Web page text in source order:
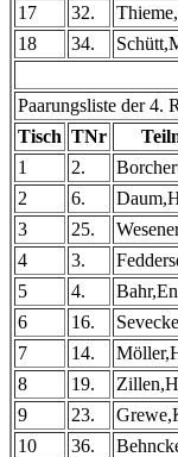
17
32.
18
34.
Paarungsliste der 4.
Tisch TNr
1
2.
2
6.
3
25.
4
3.
5
4.
6
16.
7
14.
8
19.
9
23.
10
36.